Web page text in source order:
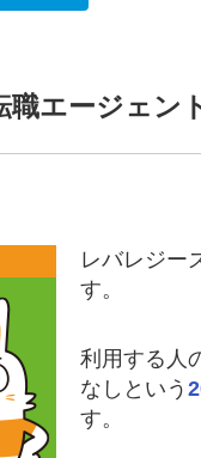
エージェン
レバレジー
す。
利用する人
なしという
す。